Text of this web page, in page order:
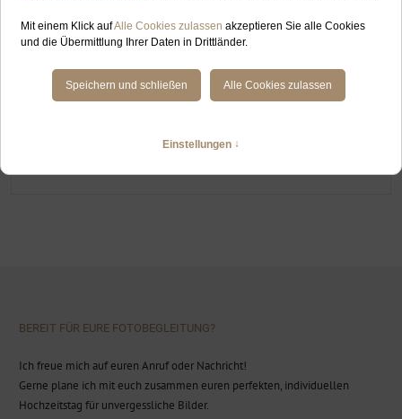
AUG
HOCHZEIT IN OBERSTAUFEN
BEREIT FÜR EURE FOTOBEGLEITUNG?
Ich freue mich auf euren Anruf oder Nachricht!
Gerne plane ich mit euch zusammen euren perfekten, individuellen
Hochzeitstag für unvergessliche Bilder.